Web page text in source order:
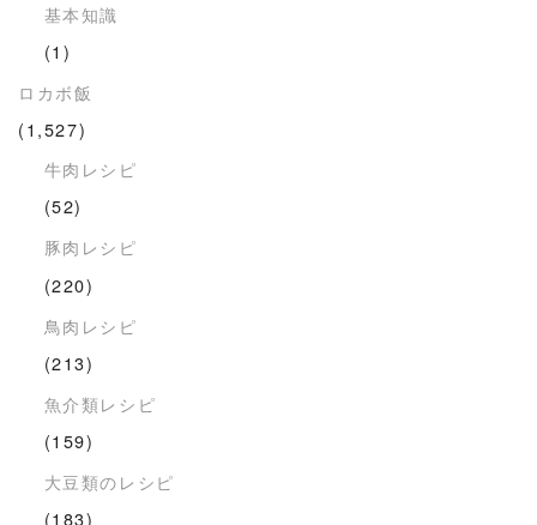
基本知識
(1)
ロカボ飯
(1,527)
牛肉レシピ
(52)
豚肉レシピ
(220)
鳥肉レシピ
(213)
魚介類レシピ
(159)
大豆類のレシピ
(183)